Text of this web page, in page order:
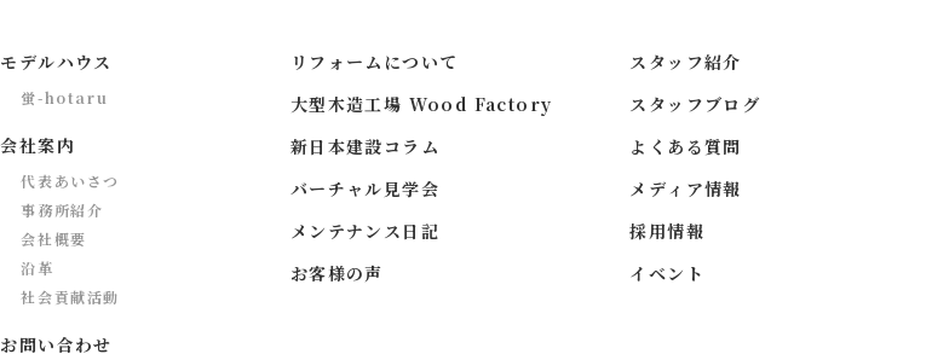
モデルハウス
蛍-hotaru
会社案内
代表あいさつ
事務所紹介
会社概要
沿革
社会貢献活動
お問い合わせ
リフォームについて
大型木造工場 Wood Factory
新日本建設コラム
バーチャル見学会
メンテナンス日記
お客様の声
スタッフ紹介
スタッフブログ
よくある質問
メディア情報
採用情報
イベント